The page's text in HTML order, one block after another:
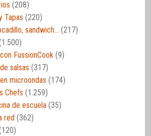
(208)
Tapas (220)
sandwich… (217)
FussionCook (9)
salsas (317)
microondas (174)
Chefs (1.259)
de escuela (35)
red (362)